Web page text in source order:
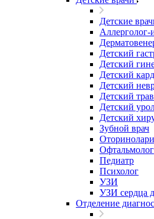
Детские
Детский
Детский
Детский
Детский
Детский
Детский
Детский
Зубной врач
Офтальмолог
Педиатр
Психолог
УЗИ
УЗИ сердца
Отделение